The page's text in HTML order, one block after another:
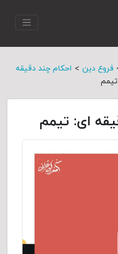
فروع دین > احکام چند دقیقه
ای: تیمم